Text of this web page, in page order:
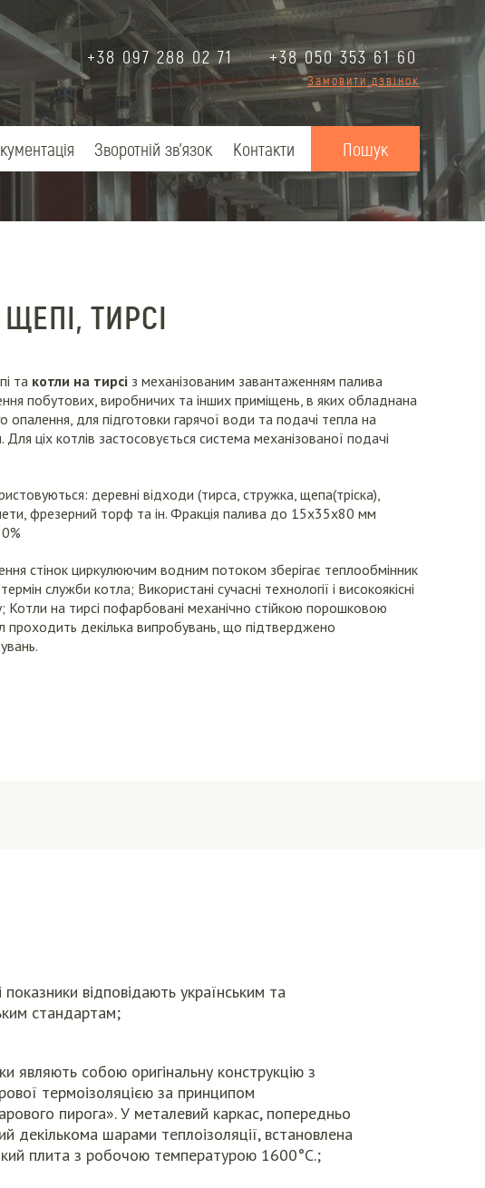
+38 097 288 02 71 +38 050 353 61 60
Замовити дзвінок
Зворотній зв'язок Контакти
ТИРСІ
та котли на тирсі з механізованим завантаженням палива
побутових, виробничих та інших приміщень, в яких обладнана
опалення, для підготовки гарячої води та подачі тепла на
Для ціх котлів застосовується система механізованої подачі
деревні відходи (тирса, стружка, щепа(тріска),
фрезерний торф та ін. Фракція палива до 15х35х80 мм
стінок циркулюючим водним потоком зберігає теплообмінник
служби котла; Використані сучасні технології і високоякісні
Котли на тирсі пофарбовані механічно стійкою порошковою
декілька випробувань, що підтверджено
показники відповідають українським та
стандартам;
являють собою оригінальну конструкцію з
термоізоляцією за принципом
пирога». У металевий каркас, попередньо
декількома шарами теплоізоляції, встановлена
плита з робочою температурою 1600°С.;